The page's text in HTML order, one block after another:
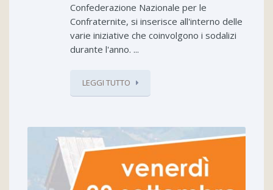
Confederazione Nazionale per le
Confraternite, si inserisce all'interno delle
varie iniziative che coinvolgono i sodalizi
durante l'anno. ...
LEGGI TUTTO